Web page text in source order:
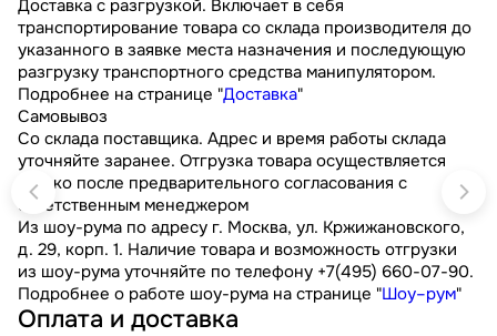
Доставка с разгрузкой. Включает в себя
транспортирование товара со склада производителя до
указанного в заявке места назначения и последующую
разгрузку транспортного средства манипулятором.
Подробнее на странице "Доставка"
Самовывоз
Со склада поставщика. Адрес и время работы склада
уточняйте заранее. Отгрузка товара осуществляется
только после предварительного согласования с
ответственным менеджером
Из шоу-рума по адресу г. Москва, ул. Кржижановского,
д. 29, корп. 1. Наличие товара и возможность отгрузки
из шоу-рума уточняйте по телефону +7(495) 660-07-90.
Подробнее о работе шоу-рума на странице "Шоу–рум"
Оплата и доставка